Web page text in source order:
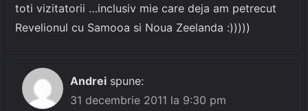
toti vizitatorii …inclusiv mie care deja am petrecut
Revelionul cu Samooa si Noua Zeelanda :)))))
Andrei spune:
31 decembrie 2011 la 9:30 pm